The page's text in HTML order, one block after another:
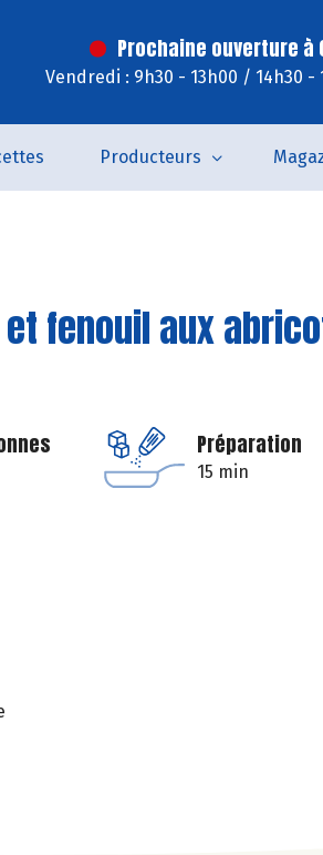
Prochaine ouverture à
Vendredi : 9h30 - 13h00 / 14h30 -
Producteurs
fenouil aux
Préparation
15 min